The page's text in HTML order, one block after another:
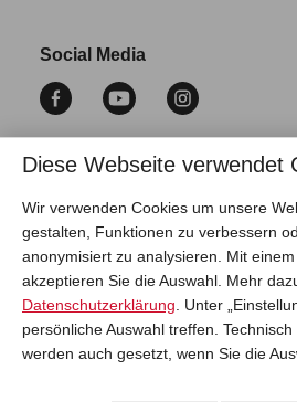
Social Media
Vertrag widerrufen
Diese Webseite verwendet
Wir verwenden Cookies um unsere
gestalten, Funktionen zu verbessern
anonymisiert zu analysieren. Mit
akzeptieren Sie die Auswahl. Mehr
Datenschutzerklärung . Unter
persönliche Auswahl treffen.
werden auch gesetzt, wenn Sie die